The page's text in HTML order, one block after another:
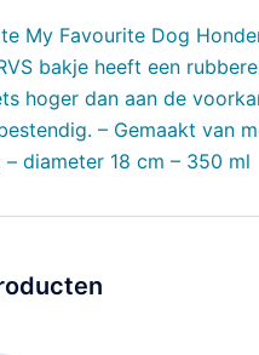
My Favourite Dog
bakje heeft een
hoger dan aan de
– Gemaakt van
diameter 18 cm – 350 ml